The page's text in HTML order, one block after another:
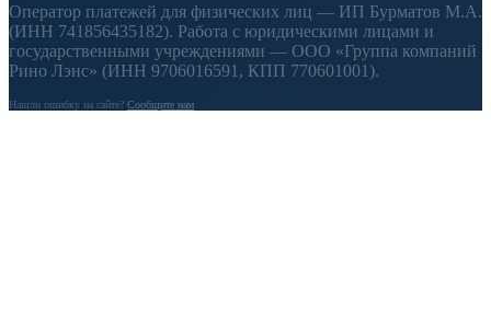
Оператор платежей для физических лиц — ИП Бурматов М.А.
(ИНН 741856435182). Работа с юридическими лицами и
государственными учреждениями — ООО «Группа компаний
Рино Лэнс» (ИНН 9706016591, КПП 770601001).
Нашли ошибку на сайте? Сообщите нам